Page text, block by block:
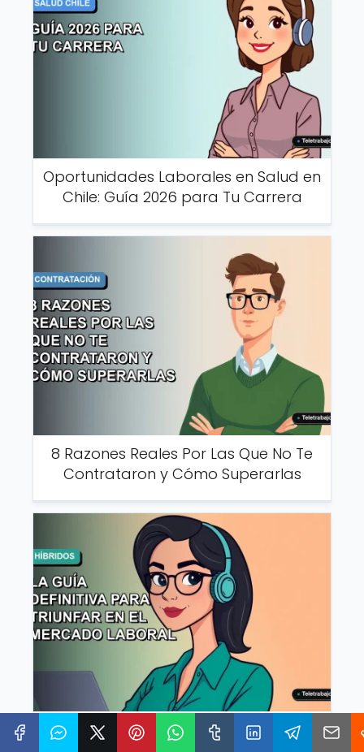
Oportunidades Laborales en Salud en
Chile: Guía 2026 para Tu Carrera
8 Razones Reales Por Las Que No Te
Contrataron y Cómo Superarlas
Profesionales Híbridos en Chile 2026: